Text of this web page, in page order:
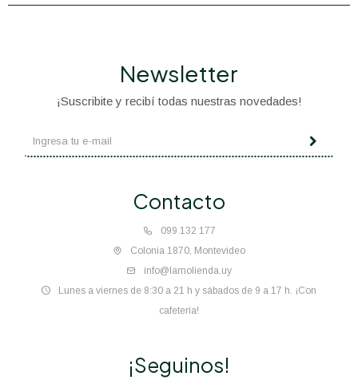
Contacto
099 132 177
Colonia 1870, Montevideo
info@lamolienda.uy
Lunes a viernes de 8:30 a 21 h y sábados de 9 a 17 h. ¡Con
cafetería!
Newsletter
¡Suscribite y recibí todas nuestras novedades!
¡Seguinos!